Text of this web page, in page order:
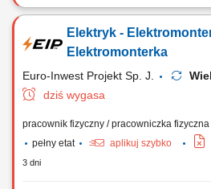
Montaż i budowa tras oraz linii kablowych.
sterowania i oświetlenia. Montaż
Elektryk -
Elektromonterka
Euro-Inwest Projekt Sp. J.
dziś wygasa
pracownik fizyczny / pracowniczka fizyczna
pełny etat
aplikuj szybko
3 dni